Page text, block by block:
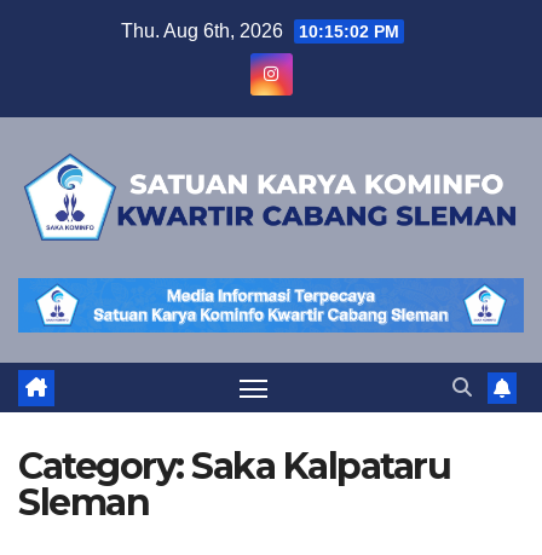
Thu. Aug 6th, 2026 10:15:03 PM
Category:Saka Kalpataru
Sleman